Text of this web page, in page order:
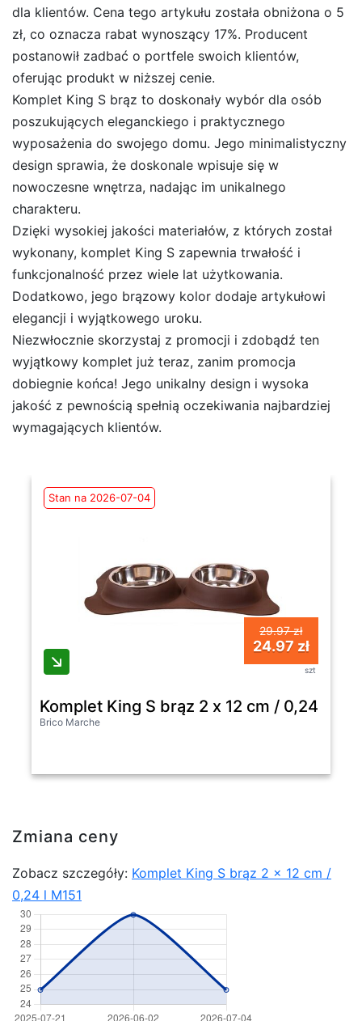
dla klientów. Cena tego artykułu została obniżona o 5
zł, co oznacza rabat wynoszący 17%. Producent
postanowił zadbać o portfele swoich klientów,
oferując produkt w niższej cenie.
Komplet King S brąz to doskonały wybór dla osób
poszukujących eleganckiego i praktycznego
wyposażenia do swojego domu. Jego minimalistyczny
design sprawia, że doskonale wpisuje się w
nowoczesne wnętrza, nadając im unikalnego
charakteru.
Dzięki wysokiej jakości materiałów, z których został
wykonany, komplet King S zapewnia trwałość i
funkcjonalność przez wiele lat użytkowania.
Dodatkowo, jego brązowy kolor dodaje artykułowi
elegancji i wyjątkowego uroku.
Niezwłocznie skorzystaj z promocji i zdobądź ten
wyjątkowy komplet już teraz, zanim promocja
dobiegnie końca! Jego unikalny design i wysoka
jakość z pewnością spełnią oczekiwania najbardziej
wymagających klientów.
Stan na 2026-07-04
29.97 zł
24.97 zł
szt
Komplet King S brąz 2 x 12 cm / 0,24 l
Brico Marche
Zmiana ceny
Zobacz szczegóły: Komplet King S brąz 2 x 12 cm /
0,24 l M151